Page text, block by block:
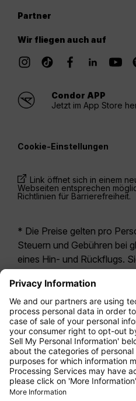
Partner
Wir fliegen auch auf
Condor APP
Jetzt im App Store
Cookie-Einstellungen
Link öffnet sich in einem
Webseiten entsprechen
Richtlinien für Barrierefreiheit.
* Die Preise gelten pro
Steuern und Gebühren bei
eines Hin- und Rückflugs.
möglicherweise nicht mehr
Economy Class
sich i.d.R. um Economy
Tarifoption. Es können
fürAufgabegepäck oder
Leistungen anfallen. Es
Geschäftsbedingungen .